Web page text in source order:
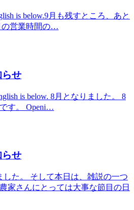
is below.9月も残すところ、あと
の営業時間の…
せ
is below. 8月となりました。 8
す。 Openi…
らせ
した。 そして本日は、雑説の一つ
家さんにとっては大事な節目の日